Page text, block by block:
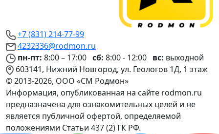
+7 (831) 214-77-99
4232336@rodmon.ru
пн-пт: 8:00 – 17:00 сб: 8:00 - 12:00 вс: выходной
603141, Нижний Новгород, ул. Геологов 1Д, 1 этаж
© 2013-2026, ООО «СМ Родмон»
Информация, опубликованная на сайте rodmon.ru
предназначена для ознакомительных целей и не
является публичной офертой, определяемой
положениями Статьи 437 (2) ГК РФ.